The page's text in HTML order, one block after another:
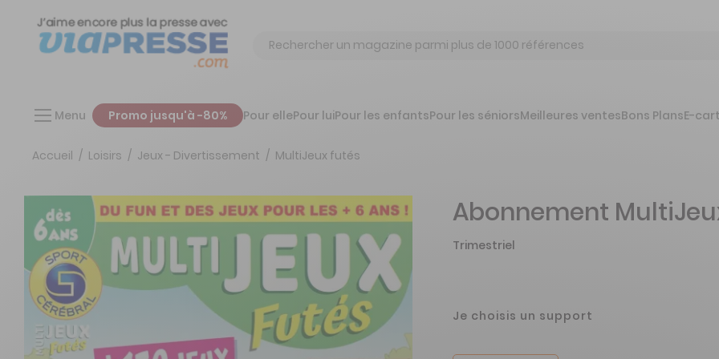
Chercher
Menu Promo jusqu'à -80% Pour ellePour luiPour les enfantsPour les séniorsMeilleures ventesBons PlansE-
Accueil Loisirs Jeux - Divertissement MultiJeux futés
Abonnement
Trimestriel
Je choisis un support